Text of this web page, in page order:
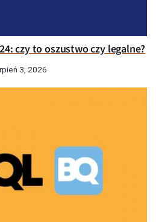
czy to oszustwo czy legalne?
3, 2026